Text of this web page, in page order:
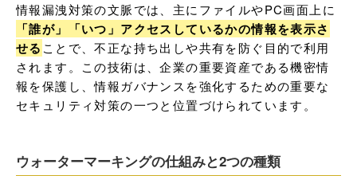
情報漏洩対策の文脈では、主にファイルやPC画面上に
「誰が」「いつ」アクセスしているかの情報を表示さ
せる ことで、不正な持ち出しや共有を防ぐ目的で利用
されます。この技術は、企業の重要資産である機密情
報を保護し、情報ガバナンスを強化するための重要な
セキュリティ対策の一つと位置づけられています。
ウォーターマーキングの仕組みと2つの種類